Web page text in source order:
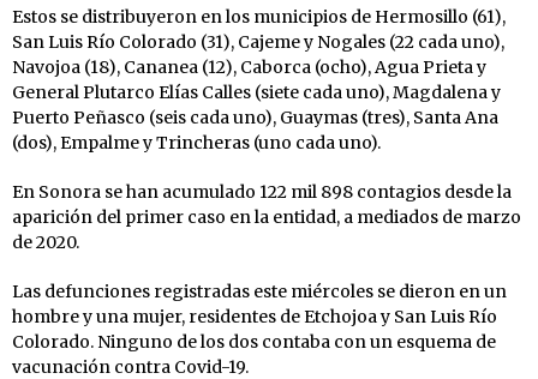
Estos se distribuyeron en los municipios de Hermosillo (61),
San Luis Río Colorado (31), Cajeme y Nogales (22 cada uno),
Navojoa (18), Cananea (12), Caborca (ocho), Agua Prieta y
General Plutarco Elías Calles (siete cada uno), Magdalena y
Puerto Peñasco (seis cada uno), Guaymas (tres), Santa Ana
(dos), Empalme y Trincheras (uno cada uno).
En Sonora se han acumulado 122 mil 898 contagios desde la
aparición del primer caso en la entidad, a mediados de marzo
de 2020.
Las defunciones registradas este miércoles se dieron en un
hombre y una mujer, residentes de Etchojoa y San Luis Río
Colorado. Ninguno de los dos contaba con un esquema de
vacunación contra Covid-19.